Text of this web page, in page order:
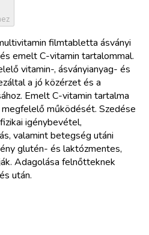
filmtabletta ásványi
emelt C-vitamin tartalommal.
vitamin-, ásványianyag- és
a jó közérzet és a
Emelt C-vitamin tartalma
működését. Szedése
igénybevétel,
valamint betegség utáni
glutén- és laktózmentes,
Adagolása felnőtteknek
után.